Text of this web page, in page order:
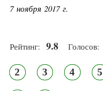
7 ноября 2017 г.
Рейтинг: 9.8 Голосов:
2 3 4 5